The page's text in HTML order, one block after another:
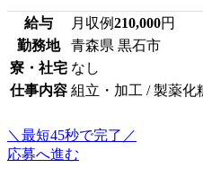
給与 月収例210,000円
勤務地
青森県 黒石市
寮・社宅 なし
仕事内容 組立・加工 / 製薬化
＼最短45秒で完了／
応募へ進む